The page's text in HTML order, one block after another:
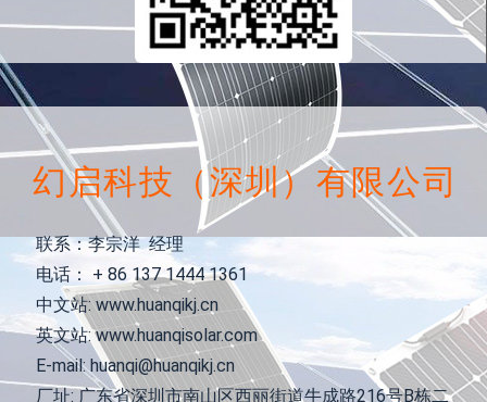
幻启科技（深圳）有限公司
联系：李宗洋 经理
电话： + 86 137 1444 1361
中文站: www.huanqikj.cn
英文站: www.huanqisolar.com
E-mail: huanqi@huanqikj.cn
厂址: 广东省深圳市南山区西丽街道牛成路216号B栋二